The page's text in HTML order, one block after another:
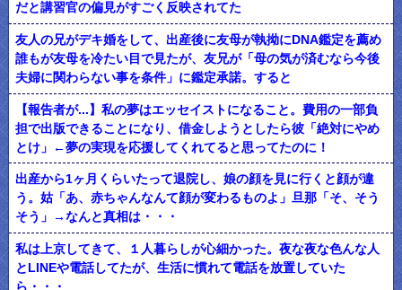
だと講習官の偏見がすごく反映されてた
友人の兄がデキ婚をして、出産後に友母が執拗にDNA鑑定を薦め
誰もが友母を冷たい目で見たが、友兄が「母の気が済むなら今後
夫婦に関わらない事を条件」に鑑定承諾。すると
【報告者が...】私の夢はエッセイストになること。費用の一部負
担で出版できることになり、借金しようとしたら彼「絶対にやめ
とけ」←夢の実現を応援してくれてると思ってたのに！
出産から1ヶ月くらいたって退院し、娘の顔を見に行くと顔が違
う。姑「あ、赤ちゃんなんて顔が変わるものよ」旦那「そ、そう
そう」→なんと真相は・・・
私は上京してきて、１人暮らしが心細かった。夜な夜な色んな人
とLINEや電話してたが、生活に慣れて電話を放置していた
ら・・・